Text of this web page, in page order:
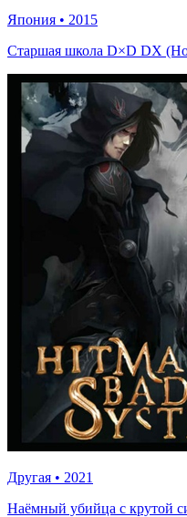
Япония • 2015
Старшая школа D×D DX
Другая • 2021
Наёмный убийца с крутой